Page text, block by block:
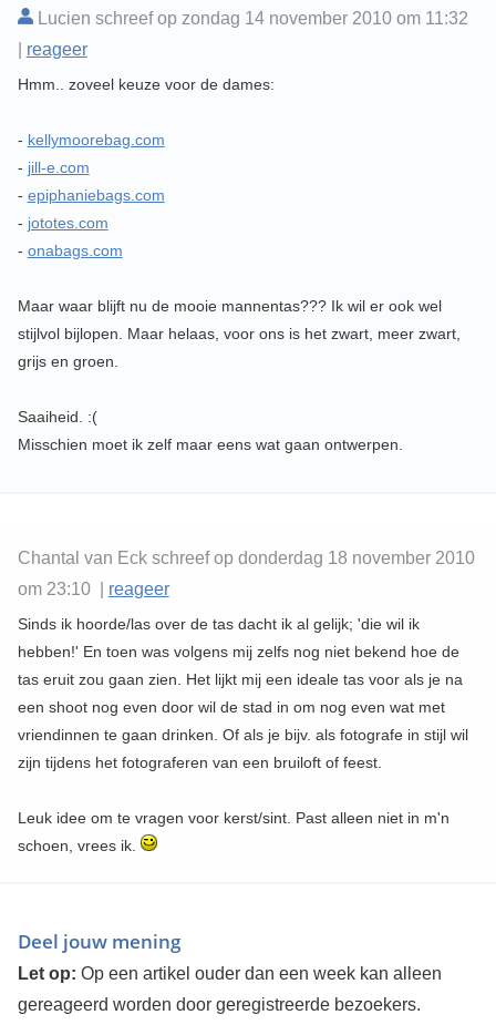
Lucien schreef op zondag 14 november 2010 om 11:32
reageer
Hmm.. zoveel keuze voor de dames:
- kellymoorebag.com
- jill-e.com
- epiphaniebags.com
- jototes.com
- onabags.com
Maar waar blijft nu de mooie mannentas??? Ik wil er ook wel
stijlvol bijlopen. Maar helaas, voor ons is het zwart, meer zwart,
grijs en groen.
Saaiheid. :(
Misschien moet ik zelf maar eens wat gaan ontwerpen.
Chantal van Eck schreef op donderdag 18 november 2010
om 23:10 | reageer
Sinds ik hoorde/las over de tas dacht ik al gelijk; 'die wil ik
hebben!' En toen was volgens mij zelfs nog niet bekend hoe de
tas eruit zou gaan zien. Het lijkt mij een ideale tas voor als je na
een shoot nog even door wil de stad in om nog even wat met
vriendinnen te gaan drinken. Of als je bijv. als fotografe in stijl wil
zijn tijdens het fotograferen van een bruiloft of feest.
Leuk idee om te vragen voor kerst/sint. Past alleen niet in m'n
schoen, vrees ik.
Deel jouw mening
Let op: Op een artikel ouder dan een week kan alleen
gereageerd worden door geregistreerde bezoekers.